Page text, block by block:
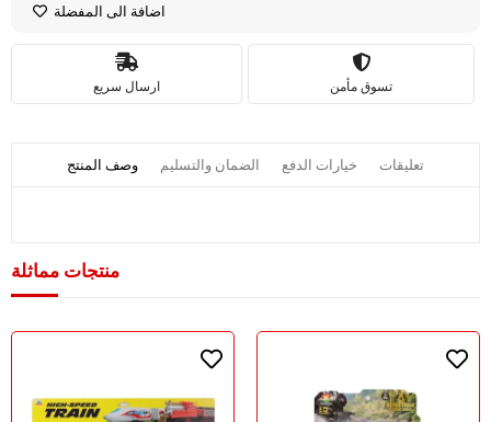
اضافة الى المفضلة
ارسال سريع تسوق مأمن
وصف المنتج الضمان والتسليم خيارات الدفع تعليقات
منتجات مماثلة